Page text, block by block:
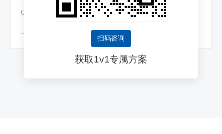
CAISA 430引擎 | 48核ARM | AI算力32 TOPS
扫码咨询
获取1v1专属方案